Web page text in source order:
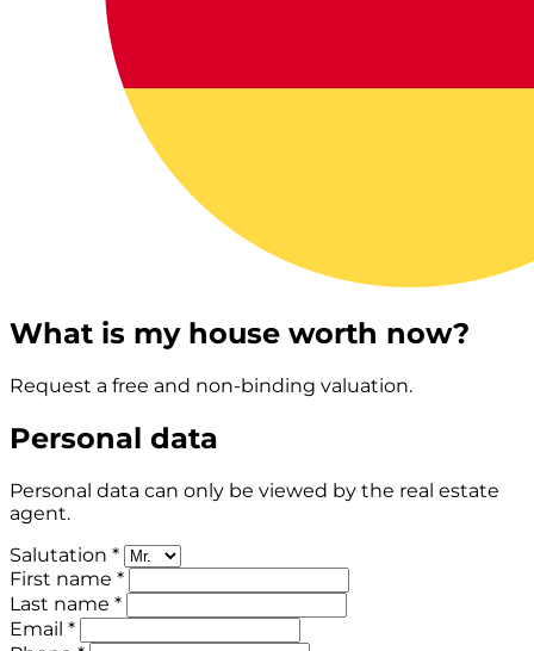
What is my house worth now?
Request a free and non-binding valuation.
Personal data
Personal data can only be viewed by the real estate
agent.
Salutation *
First name *
Last name *
Email *